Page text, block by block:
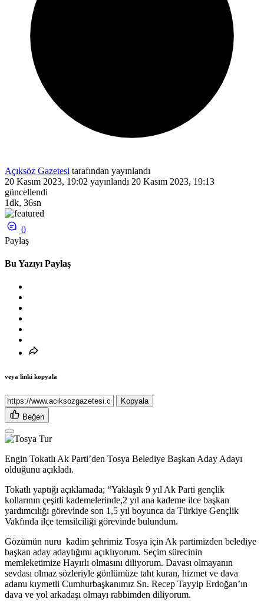
Açıksöz Gazetesi tarafından yayınlandı
20 Kasım 2023, 19:02 yayınlandı 20 Kasım 2023, 19:13
güncellendi
1dk, 36sn
0
Paylaş
Bu Yazıyı Paylaş
veya linki kopyala
Kopyala
Beğen
Engin Tokatlı Ak Parti’den Tosya Belediye Başkan Aday Adayı
olduğunu açıkladı.
Tokatlı yaptığı açıklamada; “Yaklaşık 9 yıl Ak Parti gençlik
kollarının çeşitli kademelerinde,2 yıl ana kademe ilce başkan
yardımcılığı görevinde son 1,5 yıl boyunca da Türkiye Gençlik
Vakfında ilçe temsilciliği görevinde bulundum.
Gözümün nuru kadim şehrimiz Tosya için Ak partimizden belediye
başkan aday adaylığımı açıklıyorum. Seçim sürecinin
memleketimize Hayırlı olmasını diliyorum. Davası olmayanın
sevdası olmaz sözleriyle gönlümüze taht kuran, hizmet ve dava
adamı kıymetli Cumhurbaşkanımız Sn. Recep Tayyip Erdoğan’ın
dava ve yol arkadaşı olmayı rabbimden diliyorum.